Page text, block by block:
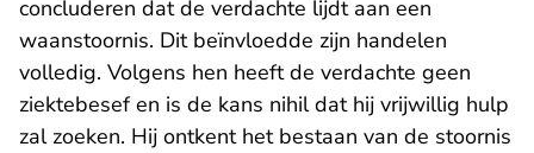
concluderen dat de verdachte lijdt aan een
waanstoornis. Dit beïnvloedde zijn handelen
volledig. Volgens hen heeft de verdachte geen
ziektebesef en is de kans nihil dat hij vrijwillig hulp
zal zoeken. Hij ontkent het bestaan van de stoornis